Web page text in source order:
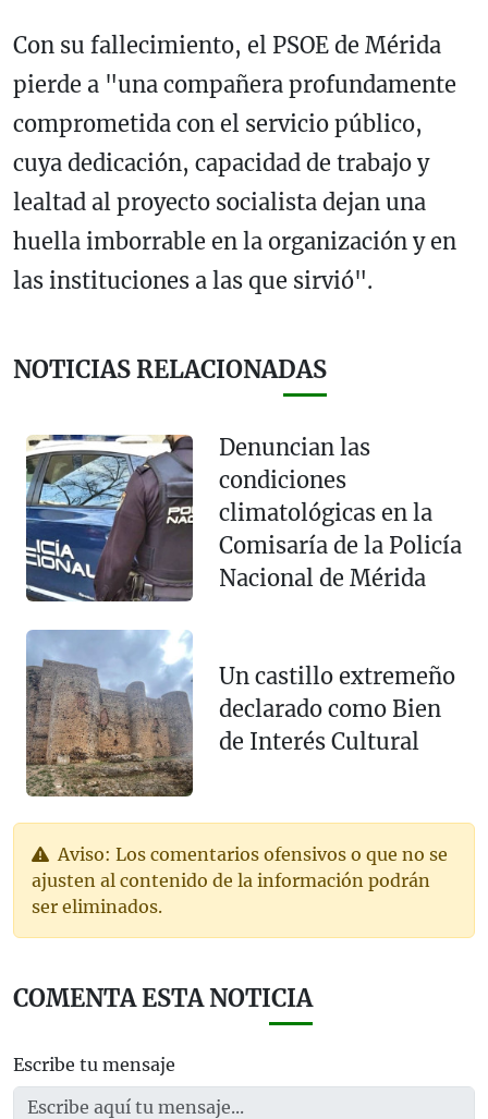
Con su fallecimiento, el PSOE de Mérida
pierde a "una compañera profundamente
comprometida con el servicio público,
cuya dedicación, capacidad de trabajo y
lealtad al proyecto socialista dejan una
huella imborrable en la organización y en
las instituciones a las que sirvió".
NOTICIAS RELACIONADAS
Denuncian las
condiciones
climatológicas en la
Comisaría de la Policía
Nacional de Mérida
Un castillo extremeño
declarado como Bien
de Interés Cultural
Aviso: Los comentarios ofensivos o que no se
ajusten al contenido de la información podrán
ser eliminados.
COMENTA ESTA NOTICIA
Escribe tu mensaje